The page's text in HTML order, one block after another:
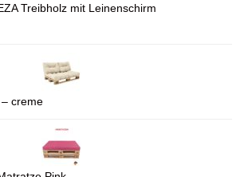
Treibholz mit Leinenschirm
creme